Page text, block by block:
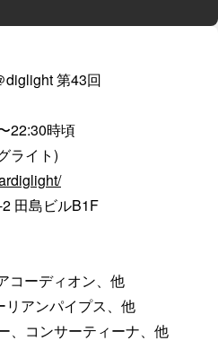
diglight 第43回
22:30時頃
田島ビルB1F
コーディオン、他
アンパイプス、他
、コンサーティーナ、他